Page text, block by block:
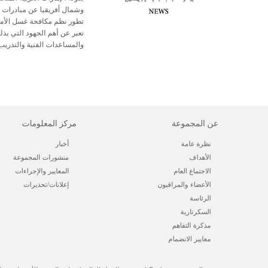
وشمال أفريقيا عن
تطور نظم مكافحة غسل
تعبر عن أهم الجهود التي
والمساعدات الفنية
مركز المعلومات
أخبار
منشورات المجموعة
المعايير والإجراءات
إعلانات/تحذيرات
عن المجموعة
نظرة عامة
الأهداف
الاجتماع العام
الأعضاء والمراقبون
الرئاسة
السكرتارية
مذكرة التفاهم
معايير الانضمام